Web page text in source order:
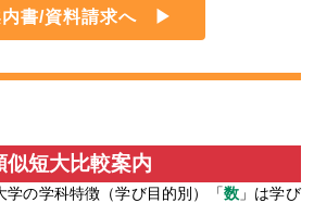
書/資料請求へ
似短大比較案内
学の学科特徴（学び目的別）「数 」は学び